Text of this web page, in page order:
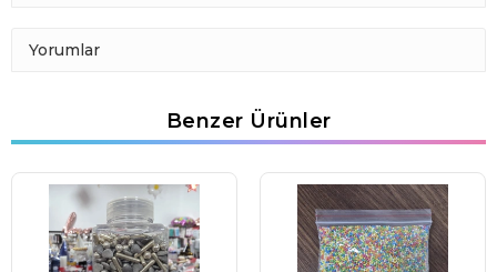
Yorumlar
Benzer Ürünler